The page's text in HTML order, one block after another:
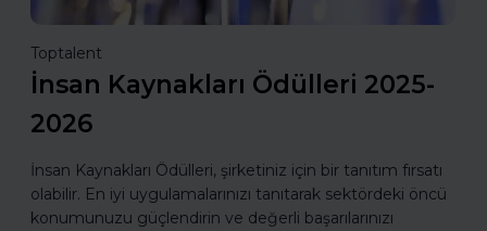
Toptalent
İnsan Kaynakları Ödülleri 2025-
2026
İnsan Kaynakları Ödülleri, şirketiniz için bir tanıtım fırsatı
olabilir. En iyi uygulamalarınızı tanıtarak sektördeki öncü
konumunuzu güçlendirin ve değerli başarılarınızı